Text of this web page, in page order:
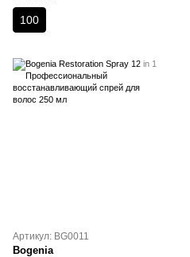
100
Артикул: BG0011
Bogenia